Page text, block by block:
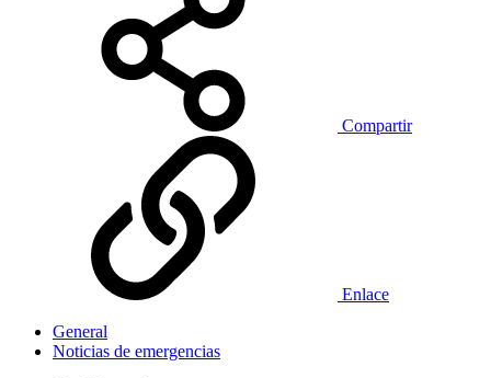
Compartir
Enlace
General
Noticias de emergencias